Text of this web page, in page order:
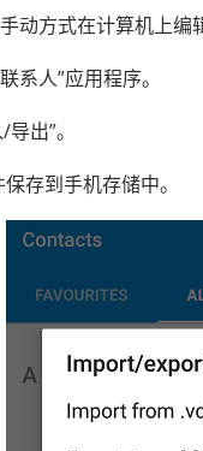
动方式在计算机上编
系人”应用程序。
出”。
存到手机存储中。